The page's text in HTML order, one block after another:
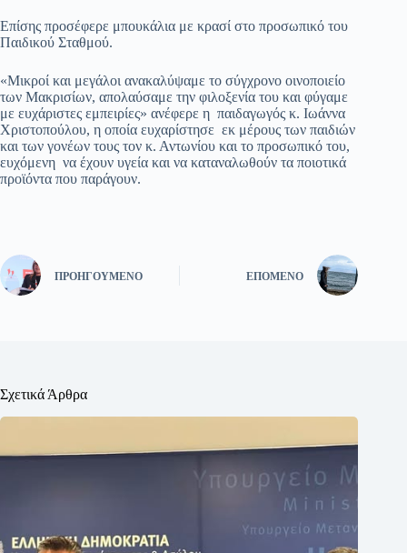
Επίσης προσέφερε μπουκάλια με κρασί στο προσωπικό του
Παιδικού Σταθμού.
«Μικροί και μεγάλοι ανακαλύψαμε το σύγχρονο οινοποιείο
των Μακρισίων, απολαύσαμε την φιλοξενία του και φύγαμε
με ευχάριστες εμπειρίες» ανέφερε η παιδαγωγός κ. Ιωάννα
Χριστοπούλου, η οποία ευχαρίστησε εκ μέρους των παιδιών
και των γονέων τους τον κ. Αντωνίου και το προσωπικό του,
ευχόμενη να έχουν υγεία και να καταναλωθούν τα ποιοτικά
προϊόντα που παράγουν.
ΠΡΟΗΓΟΎΜΕΝΟ ΕΠΌΜΕΝΟ
Σχετικά Άρθρα